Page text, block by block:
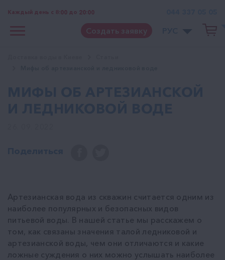
Каждый день с 8:00 до 20:00
Создать заявку
Артезианская вода из скважин считается одним из
наиболее популярных и безопасных видов
питьевой воды. В нашей статье мы расскажем о
том, как связаны значения талой ледниковой и
артезианской воды, чем они отличаются и какие
ложные суждения о них можно услышать наиболее